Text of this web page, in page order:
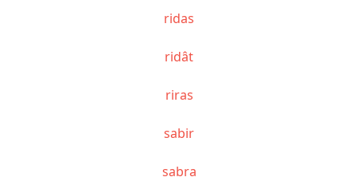
ridas
ridât
riras
sabir
sabra